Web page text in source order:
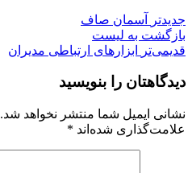
جدیدتر
آسمان صاف
بازگشت بە لیست
قدیمی‌تر
ابزارهای ارتباطی مدیران
دیدگاهتان را بنویسید
نشانی ایمیل شما منتشر نخواهد شد.
علامت‌گذاری شده‌اند *